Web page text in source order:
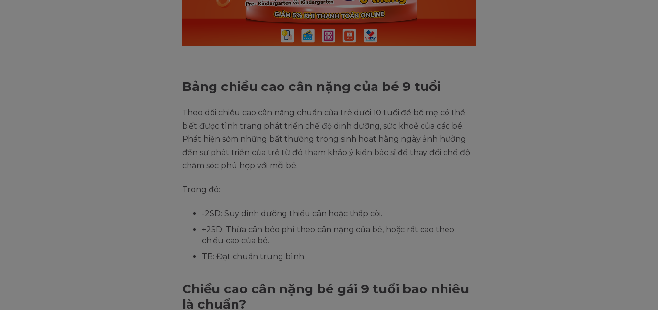
Bảng chiều cao cân nặng của bé 9 tuổi
Theo dõi chiều cao cân nặng chuẩn của trẻ dưới 10 tuổi để bố mẹ có thể
biết được tình trạng phát triển chế độ dinh dưỡng, sức khoẻ của các bé.
Phát hiện sớm những bất thường trong sinh hoạt hằng ngày ảnh hưởng
đến sự phát triển của trẻ từ đó tham khảo ý kiến bác sĩ để thay đổi chế độ
chăm sóc phù hợp với mỗi bé.
Trong đó:
-2SD: Suy dinh dưỡng thiếu cân hoặc thấp còi.
+2SD: Thừa cân béo phì theo cân nặng của bé, hoặc rất cao theo
chiều cao của bé.
TB: Đạt chuẩn trung bình.
Chiều cao cân nặng bé gái 9 tuổi bao nhiêu
là chuẩn?